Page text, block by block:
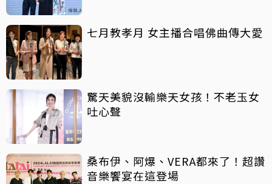
七月教孝月 女主播合唱佛曲傳大愛
驚天美貌沒輸樂天女孩！不老玉女
吐心聲
桑布伊、阿爆、VERA都來了！超讚
音樂饗宴在這登場